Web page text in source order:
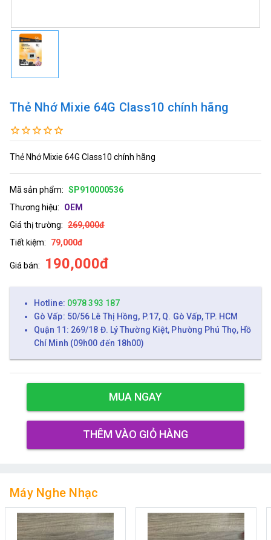
Thẻ Nhớ Mixie 64G Class10 chính hãng
Thẻ Nhớ Mixie 64G Class10 chính hãng
Mã sản phẩm: SP910000536
Thương hiệu:
OEM
Giá thị trường: 269,000đ
Tiết kiệm:
79,000đ
Giá bán: 190,000đ
Hotline: 0978 393 187
Gò Vấp: 50/56 Lê Thị Hồng, P.17, Q. Gò Vấp, TP. HCM
Quận 11: 269/18 Đ. Lý Thường Kiệt, Phường Phú Thọ, Hồ
Chí Minh (09h00 đến 18h00)
MUA NGAY
THÊM VÀO GIỎ HÀNG
Máy Nghe Nhạc